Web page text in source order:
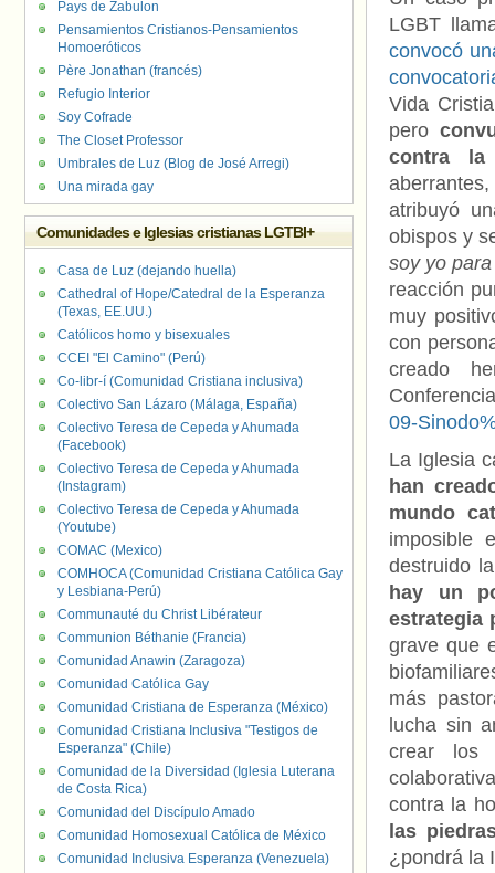
LGBT
convocó
Vida
pero
contra la
atribuyó
obispos y
soy yo
reacción
muy
con
creado
09-
La Iglesia
han
mundo
imposible
destruido
hay un
estrategia
grave que
más
lucha sin
crear los
contra la
las
¿pondrá la
Pays de Zabulon
Pensamientos Cristianos-Pensamientos
Homoeróticos
Père Jonathan (francés)
Refugio Interior
Soy Cofrade
The Closet Professor
Umbrales de Luz (Blog de José Arregi)
Una mirada gay
Comunidades e Iglesias cristianas LGTBI+
Casa de Luz (dejando huella)
Cathedral of Hope/Catedral de la Esperanza
(Texas, EE.UU.)
Católicos homo y bisexuales
CCEI "El Camino" (Perú)
Co-libr-í (Comunidad Cristiana inclusiva)
Colectivo San Lázaro (Málaga, España)
Colectivo Teresa de Cepeda y Ahumada
(Facebook)
Colectivo Teresa de Cepeda y Ahumada
(Instagram)
Colectivo Teresa de Cepeda y Ahumada
(Youtube)
COMAC (Mexico)
COMHOCA (Comunidad Cristiana Católica Gay
y Lesbiana-Perú)
Communauté du Christ Libérateur
Communion Béthanie (Francia)
Comunidad Anawin (Zaragoza)
Comunidad Católica Gay
Comunidad Cristiana de Esperanza (México)
Comunidad Cristiana Inclusiva "Testigos de
Esperanza" (Chile)
Comunidad de la Diversidad (Iglesia Luterana
de Costa Rica)
Comunidad del Discípulo Amado
Comunidad Homosexual Católica de México
Comunidad Inclusiva Esperanza (Venezuela)